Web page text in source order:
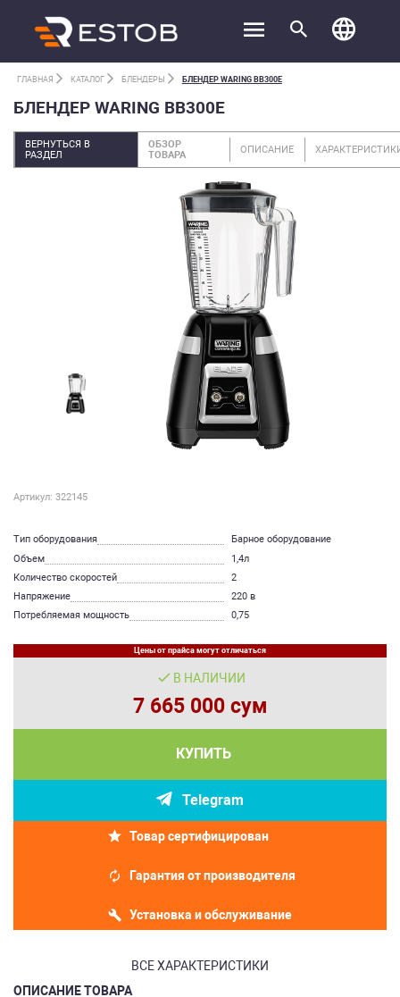
ГЛАВНАЯ КАТАЛОГ БЛЕНДЕРЫ БЛЕНДЕР WARING BB300E
БЛЕНДЕР WARING BB300E
ВЕРНУТЬСЯ В
РАЗДЕЛ
ОБЗОР
ТОВАРА
ОПИСАНИЕ
Артикул: 322145
Тип оборудования
Барное оборудование
Объем
1,4л
Количество скоростей
2
Напряжение
220 в
Потребляемая мощность
0,75
Цены от прайса могут отличаться
В НАЛИЧИИ
7 665 000 сум
КУПИТЬ
Telegram
Товар сертифицирован
Гарантия от производителя
Установка и обслуживание
ВСЕ ХАРАКТЕРИСТИКИ
ОПИСАНИЕ ТОВАРА